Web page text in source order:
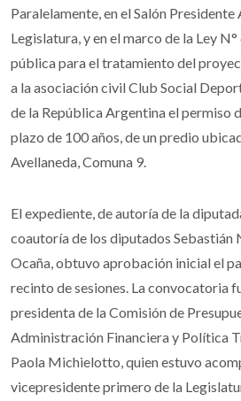
Paralelamente, en el Salón Presidente
Legislatura, y en el marco de la Ley
pública para el tratamiento del
a la asociación civil Club Social
de la República Argentina el permiso
plazo de 100 años, de un predio
Avellaneda, Comuna 9.
El expediente, de autoría de la
coautoría de los diputados Sebastián
Ocaña, obtuvo aprobación inicial el
recinto de sesiones. La convocatoria
presidenta de la Comisión de
Administración Financiera y Política
Paola Michielotto, quien estuvo
vicepresidente primero de la